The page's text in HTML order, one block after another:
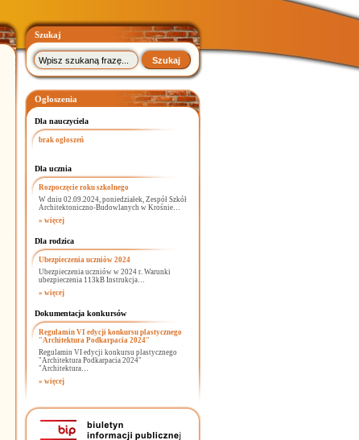
Szukaj
Ogłoszenia
Dla nauczyciela
brak ogłoszeń
Dla ucznia
Rozpoczęcie roku szkolnego
W dniu 02.09.2024, poniedziałek, Zespół Szkół
Architektoniczno-Budowlanych w Krośnie…
» więcej
Dla rodzica
Ubezpieczenia uczniów 2024
Ubezpieczenia uczniów w 2024 r. Warunki
ubezpieczenia 113kB Instrukcja…
» więcej
Dokumentacja konkursów
Regulamin VI edycji konkursu plastycznego
"Architektura Podkarpacia 2024"
Regulamin VI edycji konkursu plastycznego
"Architektura Podkarpacia 2024"
"Architektura…
» więcej